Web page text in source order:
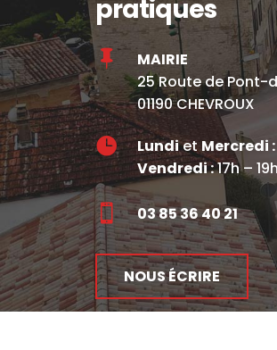
pratiques

MAIRIE
25 Route de Pont-
01190 CHEVROUX
 LundietMercredi :
Vendredi :17h – 19h
 03 85 36 40 21
NOUS ÉCRIRE